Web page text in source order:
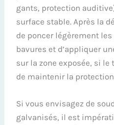
gants, protection
surface stable. Après la
de poncer légèrement
bavures et d’appliquer
sur la zone exposée, si
de maintenir la
Si vous envisagez de
galvanisés, il est